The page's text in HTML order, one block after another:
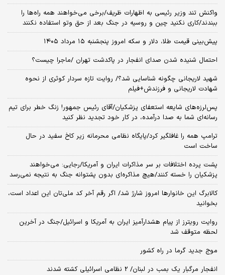
واکنش تند وزیر رئیسی به اظهارات ظریف/برخی می‌خواهند همه راه‌ها را
ببندند/کاری نکنید چین و روسیه در جنگ بعد از حق وتو استفاده نکنند
پیش‌بینی قیمت طلا، دلار و سکه امروز پنجشنبه ۱۵ مرداد ۱۴۰۵
احتمال شنیده شدن صدای انفجار در پاکدشت تهران /ماجرا چیست؟
شهید لاریجانی چگونه شناسایی شد؟/ روایت تازه سردار کوثری از نحوه
شهادت لاریجانی و فرزندش+فیلم
پس‌لرزه‌های شایعه استعفای پزشکیان/آقای رئیس جمهور! زنگ خطر برای تیم
رسانه‌ای شما به صدا درآمده، در کار خود تجدید نظر کنید
ترامپ همه را غافلگیر کرد/پایگاه نظامی محرمانه زیر کاخ سفید در حال
ساخت است
پشت پرده اختلافات بر سر مذاکرات ایران و آمریکا/رجایی: می‌خواهند
پزشکیان را خسته کنند/هیچ مذاکره‌ای بدون پشتوانه جنگ به نتیجه نمی‌رسد
کالابرگ این خانوارها امروز شارژ شد/ اگر رقم آخر کد ملی‌تان این اعداد است،
بخوانید
روایت رویترز از پیام هشدارآمیز ایران به آمریکا و اسرائیل/جنگ در آخرین
لحظه متوقف شد
موج جدید گرما در راه کشور
انفجار مرگبار یک بمب در لبنان/ 2 نظامی اسرائیلی کشته شدند